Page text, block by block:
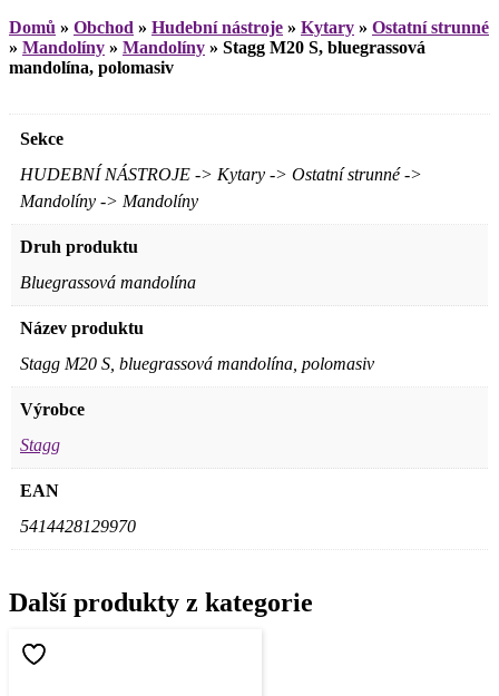
Domů » Obchod » Hudební nástroje » Kytary » Ostatní strunné
» Mandolíny » Mandolíny » Stagg M20 S, bluegrassová
mandolína, polomasiv
Sekce
HUDEBNÍ NÁSTROJE -> Kytary -> Ostatní strunné ->
Mandolíny -> Mandolíny
Druh produktu
Bluegrassová mandolína
Název produktu
Stagg M20 S, bluegrassová mandolína, polomasiv
Výrobce
Stagg
EAN
5414428129970
Další produkty z kategorie